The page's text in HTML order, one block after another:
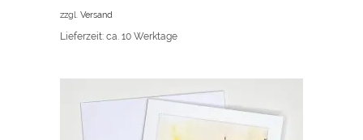
zzgl. Versand
Lieferzeit: ca. 10 Werktage